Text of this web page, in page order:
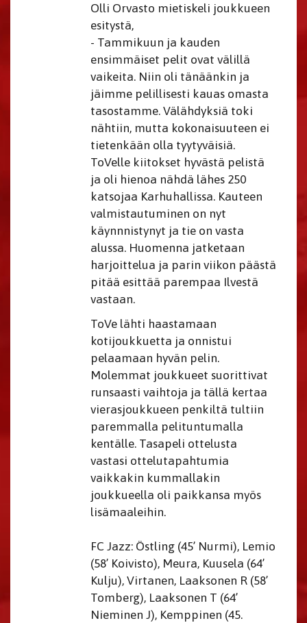
Olli Orvasto mietiskeli joukkueen
esitystä,
- Tammikuun ja kauden
ensimmäiset pelit ovat välillä
vaikeita. Niin oli tänäänkin ja
jäimme pelillisesti kauas omasta
tasostamme. Välähdyksiä toki
nähtiin, mutta kokonaisuuteen ei
tietenkään olla tyytyväisiä.
ToVelle kiitokset hyvästä pelistä
ja oli hienoa nähdä lähes 250
katsojaa Karhuhallissa. Kauteen
valmistautuminen on nyt
käynnnistynyt ja tie on vasta
alussa. Huomenna jatketaan
harjoittelua ja parin viikon päästä
pitää esittää parempaa Ilvestä
vastaan.
ToVe lähti haastamaan
kotijoukkuetta ja onnistui
pelaamaan hyvän pelin.
Molemmat joukkueet suorittivat
runsaasti vaihtoja ja tällä kertaa
vierasjoukkueen penkiltä tultiin
paremmalla pelituntumalla
kentälle. Tasapeli ottelusta
vastasi ottelutapahtumia
vaikkakin kummallakin
joukkueella oli paikkansa myös
lisämaaleihin.
FC Jazz: Östling (45’ Nurmi), Lemio
(58’ Koivisto), Meura, Kuusela (64’
Kulju), Virtanen, Laaksonen R (58’
Tomberg), Laaksonen T (64’
Nieminen J), Kemppinen (45.